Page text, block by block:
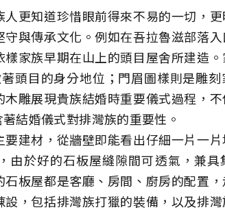
更知道珍惜眼前得來不易的一切，
與傳承文化。例如在吾拉魯滋部落
家族早期在山上的頭目屋舍所建造
頭目的身分地位；門眉圖樣則是雕
雕展現貴族結婚時重要儀式過程，
結婚儀式對排灣族的重要性。
建材，從牆壁即能看出仔細一片一
由於好的石板屋縫隙間可透氣，兼具
板屋都是客廳、房間、廚房的配置
，包括排灣族打獵的裝備，以及排